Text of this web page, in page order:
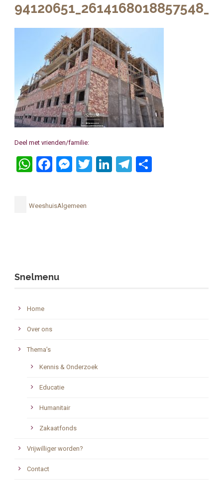
Deel met vrienden/familie:
WhatsApp
Facebook
Messenger
Twitter
LinkedIn
Telegram
WeeshuisAlgemeen
Snelmenu
Home
Over ons
Thema’s
Kennis & Onderzoek
Educatie
Humanitair
Zakaatfonds
Vrijwilliger worden?
Contact